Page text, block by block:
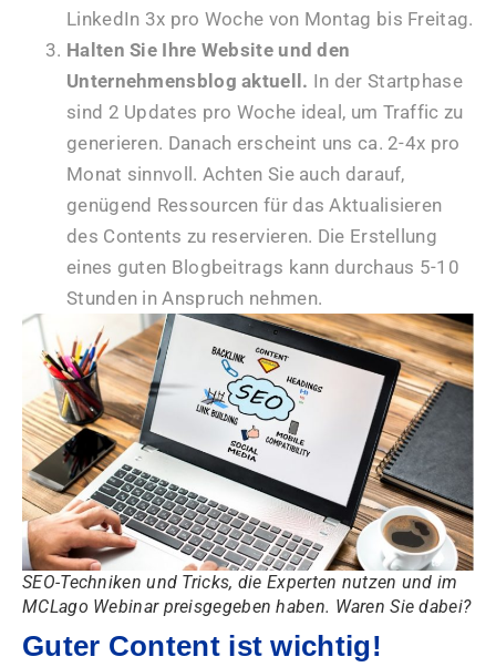
LinkedIn 3x pro Woche von Montag bis Freitag.
Halten Sie Ihre Website und den
Unternehmensblog aktuell. In der Startphase
sind 2 Updates pro Woche ideal, um Traffic zu
generieren. Danach erscheint uns ca. 2-4x pro
Monat sinnvoll. Achten Sie auch darauf,
genügend Ressourcen für das Aktualisieren
des Contents zu reservieren. Die Erstellung
eines guten Blogbeitrags kann durchaus 5-10
Stunden in Anspruch nehmen.
SEO-Techniken und Tricks, die Experten nutzen und im
MCLago Webinar preisgegeben haben. Waren Sie dabei?
Guter Content ist wichtig!